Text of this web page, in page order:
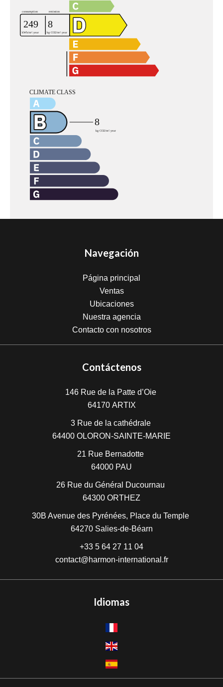
Navegación
Página principal
Ventas
Ubicaciones
Nuestra agencia
Contacto con nosotros
Contáctenos
146 Rue de la Patte d’Oie
64170 ARTIX
3 Rue de la cathédrale
64400 OLORON-SAINTE-MARIE
21 Rue Bernadotte
64000 PAU
26 Rue du Général Ducournau
64300 ORTHEZ
30B Avenue des Pyrénées, Place du Temple
64270 Salies-de-Béarn
+33 5 64 27 11 04
contact@harmon-international.fr
Idiomas